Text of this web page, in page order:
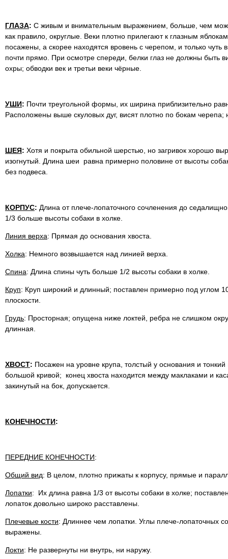
ГЛАЗА: С живым и внимательным выражением, больше, чем
как правило, округлые. Веки плотно прилегают к глазным
посажены, а скорее находятся вровень с черепом, и только чуть
почти прямо. При осмотре спереди, белки глаз не должны быть
охры; обводки век и третьи веки чёрные.
УШИ: Почти треугольной формы, их ширина приблизительно
Расположены выше скуловых дуг, висят плотно по бокам черепа;
ШЕЯ: Хотя и покрыта обильной шерстью, но загривок хорошо
изогнутый. Длина шеи равна примерно половине от высоты
без подвеса.
КОРПУС: Длина от плече-лопаточного сочленения до
1/3 больше высоты собаки в холке.
Линия верха: Прямая до основания хвоста.
Холка: Немного возвышается над линией верха.
Спина: Длина спины чуть больше 1/2 высоты собаки в холке.
Круп: Круп широкий и длинный; поставлен примерно под углом
плоскости.
Грудь: Просторная; опущена ниже локтей, ребра не слишком
длинная.
ХВОСТ: Посажен на уровне крупа, толстый у основания и
большой кривой; конец хвоста находится между маклаками и
закинутый на бок, допускается.
КОНЕЧНОСТИ:
ПЕРЕДНИЕ КОНЕЧНОСТИ:
Общий вид: В целом, плотно прижаты к корпусу, прямые и
Лопатки: Их длина равна 1/3 от высоты собаки в холке;
лопаток довольно широко расставлены.
Плечевые кости: Длиннее чем лопатки. Углы плече-лопаточных
выражены.
Локти: Не развернуты ни внутрь, ни наружу.